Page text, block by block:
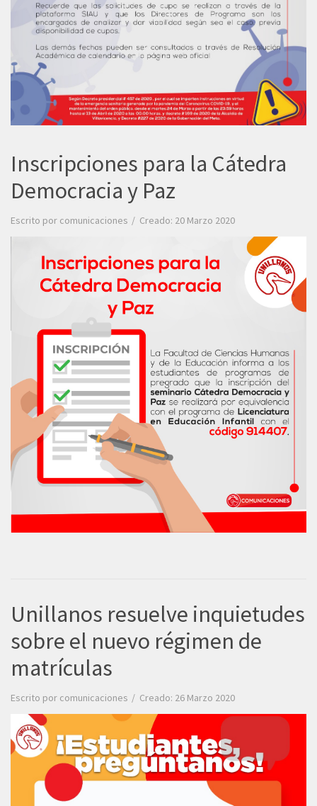
Inscripciones para la Cátedra
Democracia y Paz
Escrito por comunicaciones Creado: 20 Marzo 2020
Unillanos resuelve inquietudes
sobre el nuevo régimen de
matrículas
Escrito por comunicaciones Creado: 26 Marzo 2020